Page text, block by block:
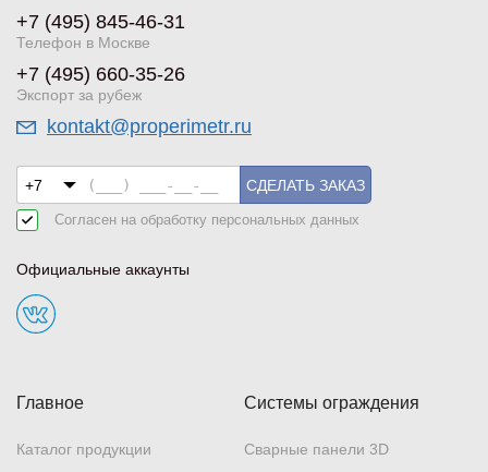
Главное
Каталог продукции
Системы ограждения
Сварные панели 3D
+7 (495) 845-46-31
Телефон в Москве
+7 (495) 660-35-26
Экспорт за рубеж
kontakt@properimetr.ru
СДЕЛАТЬ ЗАКАЗ
Согласен на обработку персональных данных
Официальные аккаунты